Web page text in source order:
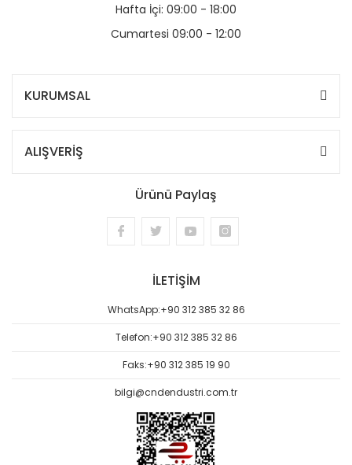
Hafta İçi: 09:00 - 18:00
Cumartesi 09:00 - 12:00
KURUMSAL
ALIŞVERİŞ
Ürünü Paylaş
İLETİŞİM
WhatsApp:+90 312 385 32 86
Telefon:+90 312 385 32 86
Faks:+90 312 385 19 90
bilgi@cndendustri.com.tr